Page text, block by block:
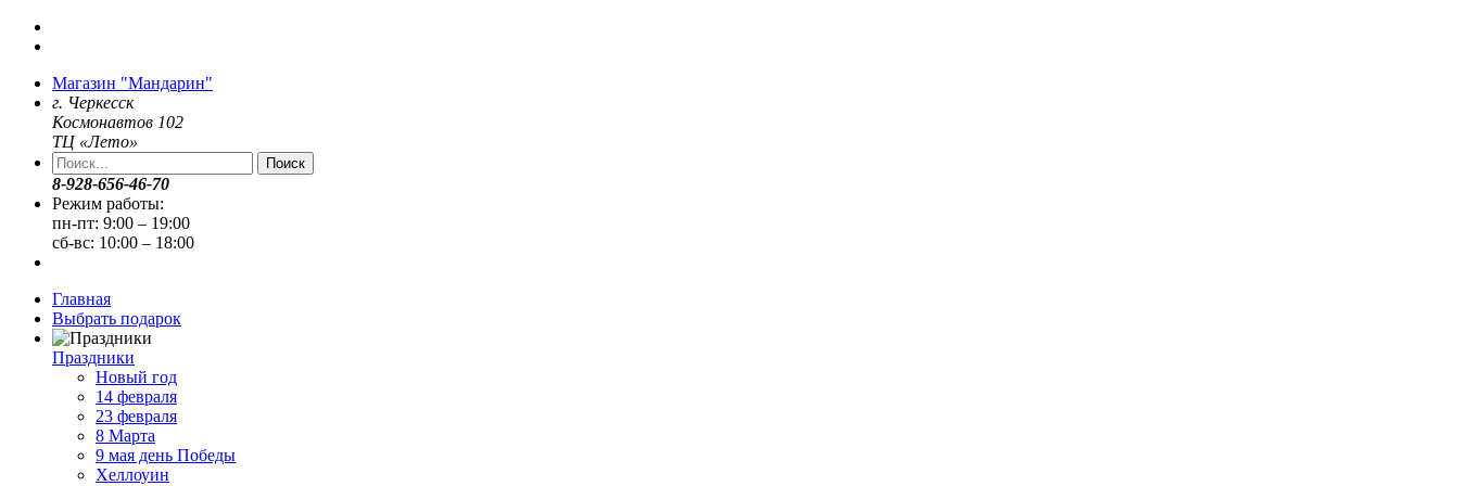
Магазин "Мандарин"
г. Черкесск
Космонавтов 102
ТЦ «Лето»
Поиск
8-928-656-46-70
Режим работы:
пн-пт: 9:00 – 19:00
сб-вс: 10:00 – 18:00
Главная
Выбрать подарок
Праздники
Новый год
14 февраля
23 февраля
8 Марта
9 мая день Победы
Хеллоуин